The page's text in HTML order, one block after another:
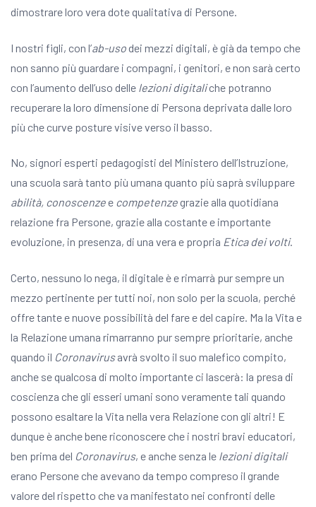
dimostrare loro vera dote qualitativa di Persone.
I nostri figli, con l’ab-uso dei mezzi digitali, è già da tempo che
non sanno più guardare i compagni, i genitori, e non sarà certo
con l’aumento dell’uso delle lezioni digitaliche potranno
recuperare la loro dimensione di Persona deprivata dalle loro
più che curve posture visive verso il basso.
No, signori esperti pedagogisti del Ministero dell’Istruzione,
una scuola sarà tanto più umana quanto più saprà sviluppare
abilità, conoscenzee competenze grazie alla quotidiana
relazione fra Persone, grazie alla costante e importante
evoluzione, in presenza, di una vera e propria Etica dei volti.
Certo, nessuno lo nega, il digitale è e rimarrà pur sempre un
mezzo pertinente per tutti noi, non solo per la scuola, perché
offre tante e nuove possibilità del fare e del capire. Ma la Vita e
la Relazione umana rimarranno pur sempre prioritarie, anche
quando il Coronavirusavrà svolto il suo malefico compito,
anche se qualcosa di molto importante ci lascerà: la presa di
coscienza che gli esseri umani sono veramente tali quando
possono esaltare la Vita nella vera Relazione con gli altri! E
dunque è anche bene riconoscere che i nostri bravi educatori,
ben prima del Coronavirus, e anche senza le lezioni digitali
erano Persone che avevano da tempo compreso il grande
valore del rispetto che va manifestato nei confronti delle